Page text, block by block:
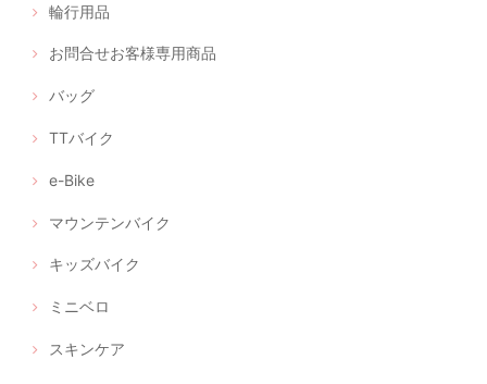
輪行用品
お問合せお客様専用商品
バッグ
TTバイク
e-Bike
マウンテンバイク
キッズバイク
ミニベロ
スキンケア